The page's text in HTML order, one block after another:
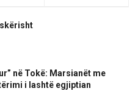
në Tokë: Marsianët me
i lashtë egjiptian